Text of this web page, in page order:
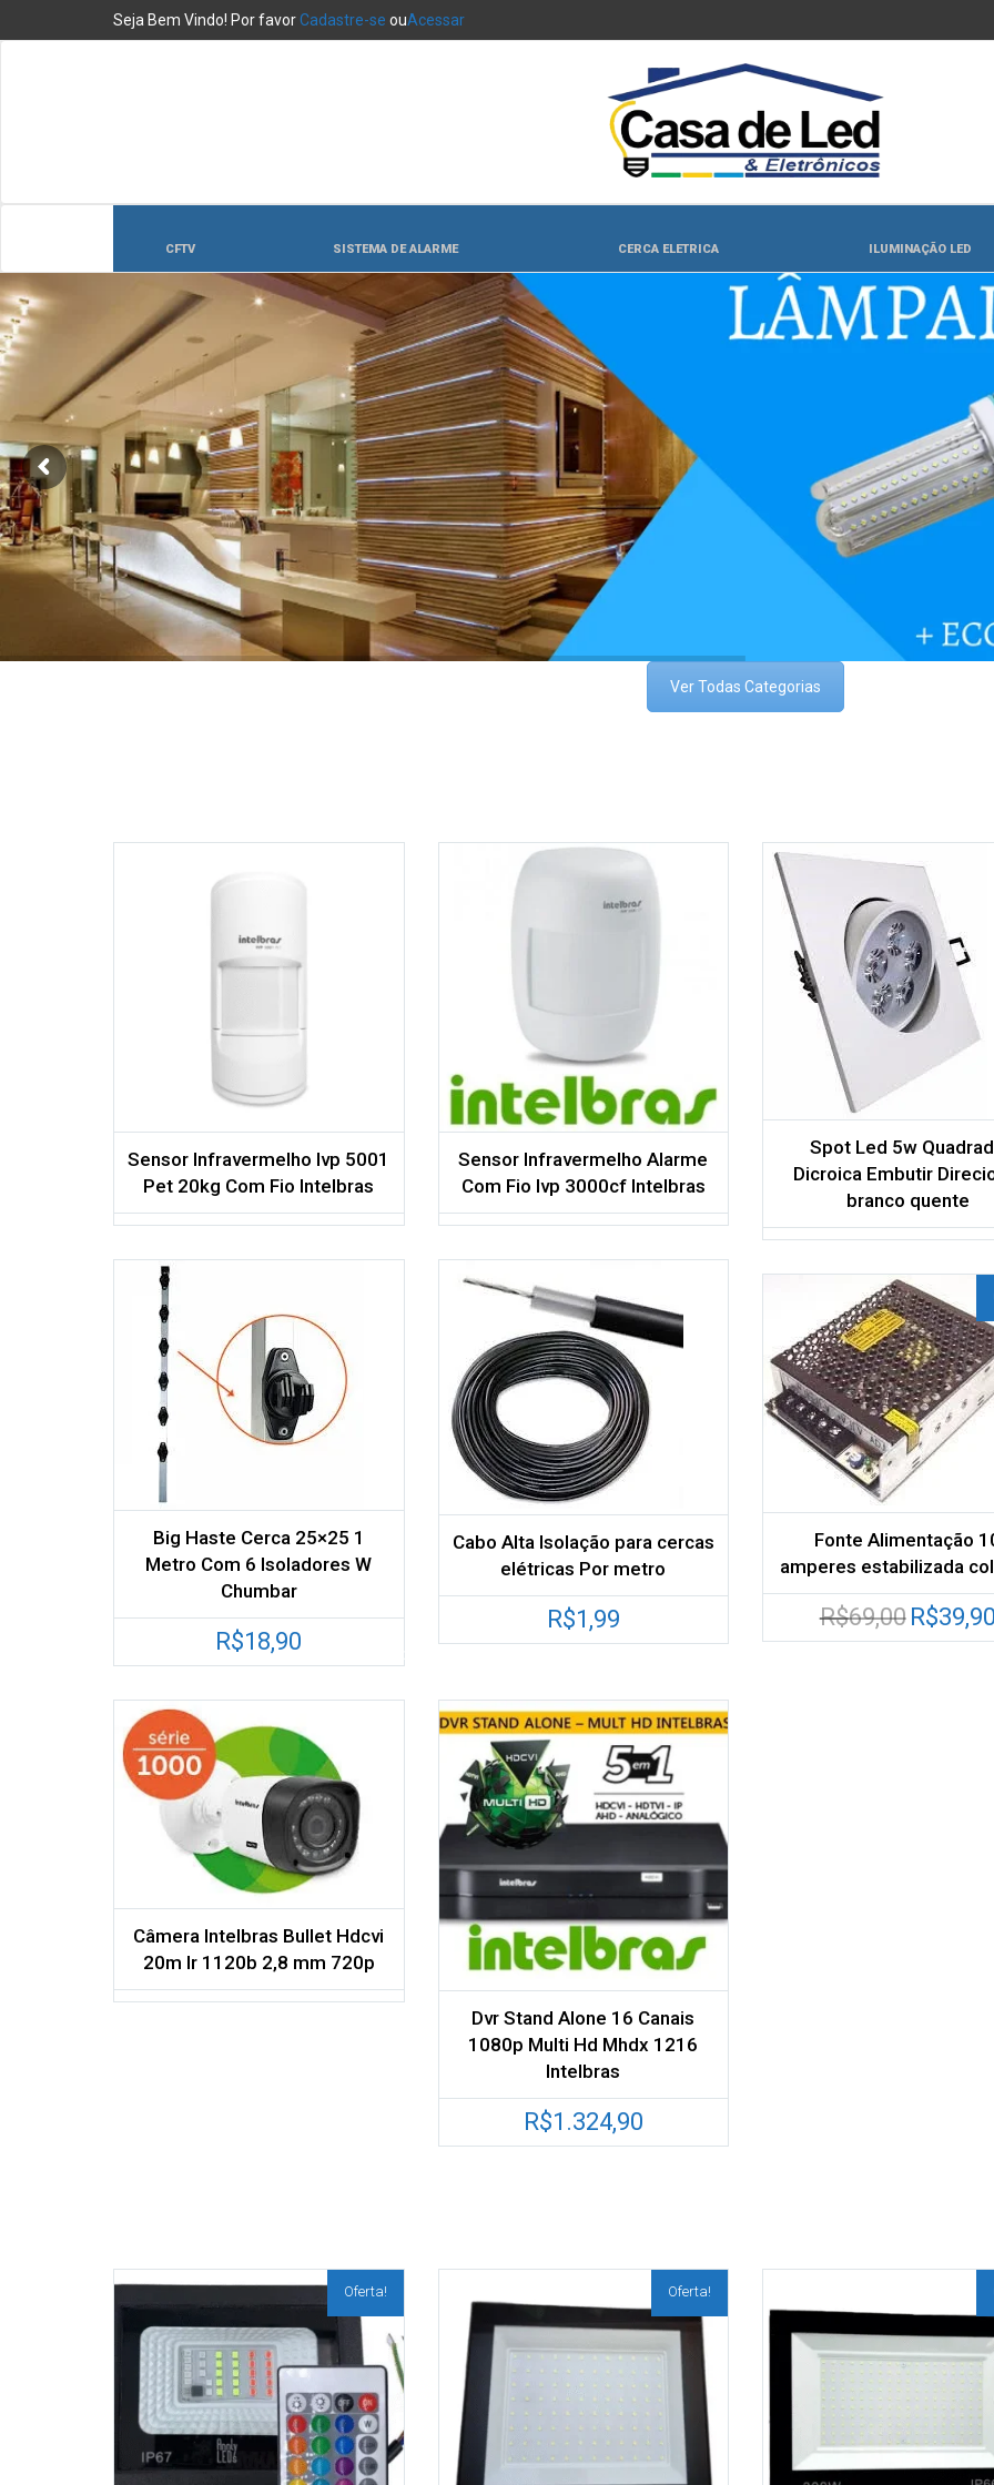
Seja Bem Vindo! Por favorCadastre-se ouAcessar
CFTV SISTEMA DE ALARME CERCA ELETRICA ILUMINAÇÃO LED
Ver Todas Categorias
Sensor Infravermelho Ivp 5001
Pet 20kg Com Fio Intelbras
Sensor Infravermelho Alarme
Com Fio Ivp 3000cf Intelbras
Big Haste Cerca 25×25 1
Metro Com 6 Isoladores W
Chumbar
R$18,90
Adicionar aos meus
Comparar
Cabo Alta Isolação para cercas
elétricas Por metro
R$1,99
Câmera Intelbras Bullet Hdcvi
20m Ir 1120b 2,8 mm 720p
Adicionar aos meus
Dvr Stand Alone 16 Canais
1080p Multi Hd Mhdx 1216
Intelbras
R$1.324,90
Spot Led 5w
Dicroica Embutir
branco quente
Adicionar aos meus
Comparar
Adicionar aos meus
desejos
Comparar
Fonte Alimentação
amperes estabilizada
R$69,00 O
preço
original
R$39,90
Adicionar aos meus
desejos
Oferta! Oferta!
Adicionar aos meus
desejos
Comparar
Adicionar aos meus
desejos
Comparar
Adicionar aos meus
Comparar